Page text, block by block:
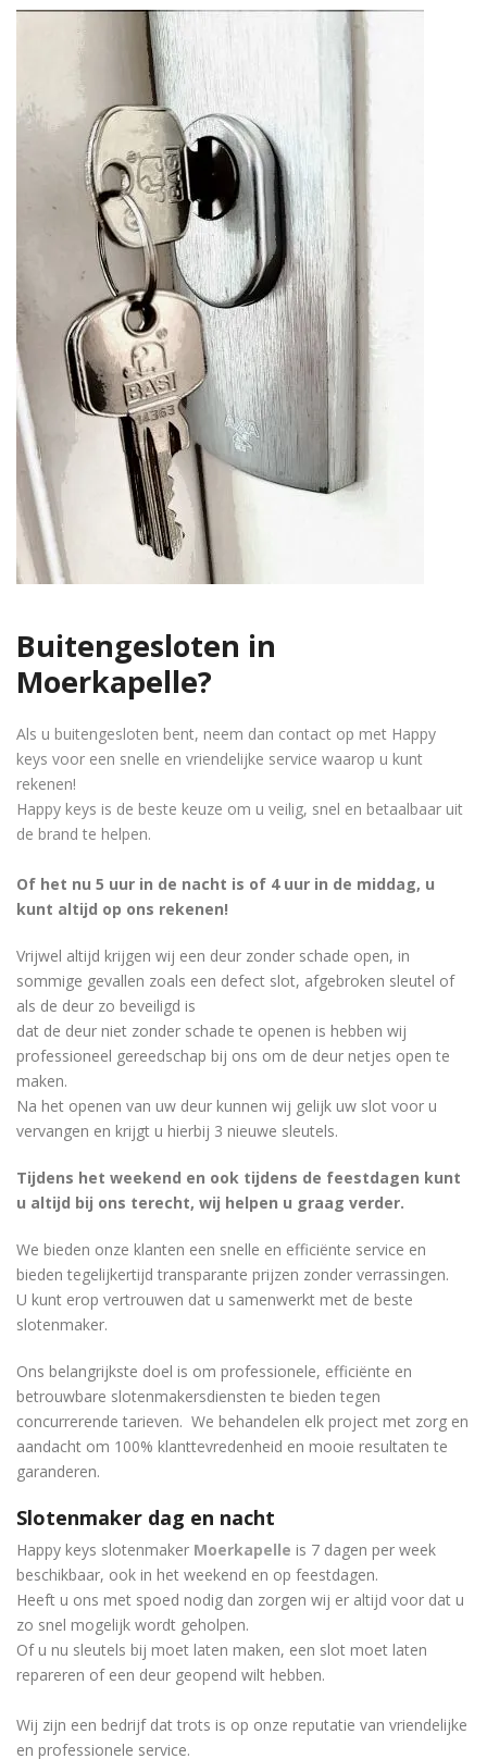
Buitengesloten in
Moerkapelle?
Als u buitengesloten bent, neem dan contact op met Happy
keys voor een snelle en vriendelijke service waarop u kunt
rekenen!
Happy keys is de beste keuze om u veilig, snel en betaalbaar uit
de brand te helpen.
Of het nu 5 uur in de nacht is of 4 uur in de middag, u
kunt altijd op ons rekenen!
Vrijwel altijd krijgen wij een deur zonder schade open, in
sommige gevallen zoals een defect slot, afgebroken sleutel of
als de deur zo beveiligd is
dat de deur niet zonder schade te openen is hebben wij
professioneel gereedschap bij ons om de deur netjes open te
maken.
Na het openen van uw deur kunnen wij gelijk uw slot voor u
vervangen en krijgt u hierbij 3 nieuwe sleutels.
Tijdens het weekend en ook tijdens de feestdagen kunt
u altijd bij ons terecht, wij helpen u graag verder.
We bieden onze klanten een snelle en efficiënte service en
bieden tegelijkertijd transparante prijzen zonder verrassingen.
U kunt erop vertrouwen dat u samenwerkt met de beste
slotenmaker.
Ons belangrijkste doel is om professionele, efficiënte en
betrouwbare slotenmakersdiensten te bieden tegen
concurrerende tarieven. We behandelen elk project met zorg en
aandacht om 100% klanttevredenheid en mooie resultaten te
garanderen.
Slotenmaker dag en nacht
Happy keys slotenmaker Moerkapelle is 7 dagen per week
beschikbaar, ook in het weekend en op feestdagen.
Heeft u ons met spoed nodig dan zorgen wij er altijd voor dat u
zo snel mogelijk wordt geholpen.
Of u nu sleutels bij moet laten maken, een slot moet laten
repareren of een deur geopend wilt hebben.
Wij zijn een bedrijf dat trots is op onze reputatie van vriendelijke
en professionele service.